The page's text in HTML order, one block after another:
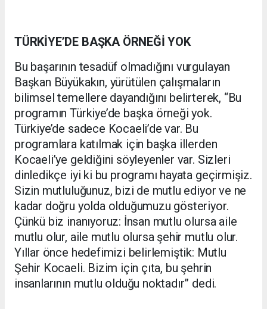
TÜRKİYE’DE BAŞKA ÖRNEĞİ YOK
Bu başarının tesadüf olmadığını vurgulayan
Başkan Büyükakın, yürütülen çalışmaların
bilimsel temellere dayandığını belirterek, “Bu
programın Türkiye’de başka örneği yok.
Türkiye’de sadece Kocaeli’de var. Bu
programlara katılmak için başka illerden
Kocaeli’ye geldiğini söyleyenler var. Sizleri
dinledikçe iyi ki bu programı hayata geçirmişiz.
Sizin mutluluğunuz, bizi de mutlu ediyor ve ne
kadar doğru yolda olduğumuzu gösteriyor.
Çünkü biz inanıyoruz: İnsan mutlu olursa aile
mutlu olur, aile mutlu olursa şehir mutlu olur.
Yıllar önce hedefimizi belirlemiştik: Mutlu
Şehir Kocaeli. Bizim için çıta, bu şehrin
insanlarının mutlu olduğu noktadır” dedi.